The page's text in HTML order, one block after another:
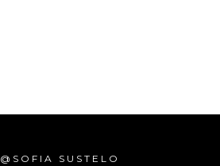
@SOFIA SUSTELO